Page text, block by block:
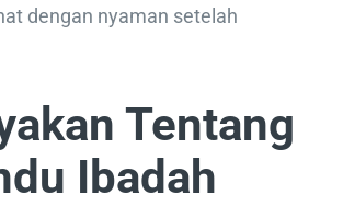
dengan nyaman setelah
Tentang
Ibadah